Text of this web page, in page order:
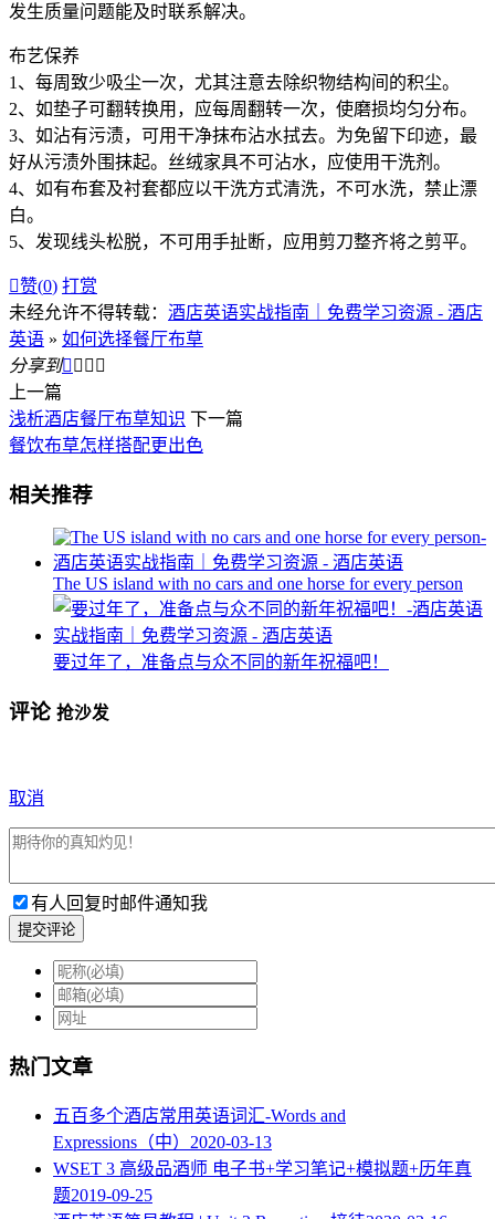
发生质量问题能及时联系解决。
布艺保养
1、每周致少吸尘一次，尤其注意去除织物结构间的积尘。
2、如垫子可翻转换用，应每周翻转一次，使磨损均匀分布。
3、如沾有污渍，可用干净抹布沾水拭去。为免留下印迹，最
好从污渍外围抹起。丝绒家具不可沾水，应使用干洗剂。
4、如有布套及衬套都应以干洗方式清洗，不可水洗，禁止漂
白。
5、发现线头松脱，不可用手扯断，应用剪刀整齐将之剪平。
赞(0) 打赏
未经允许不得转载： 酒店英语实战指南｜免费学习资源 - 酒店
英语 » 如何选择餐厅布草
分享到   
上一篇
浅析酒店餐厅布草知识 下一篇
餐饮布草怎样搭配更出色
相关推荐
The US island with no cars and one horse for every person
要过年了，准备点与众不同的新年祝福吧！
评论 抢沙发
取消
有人回复时邮件通知我
提交评论
热门文章
五百多个酒店常用英语词汇-Words and
Expressions（中） 2020-03-13
WSET 3 高级品酒师 电子书+学习笔记+模拟题+历年真
题2019-09-25